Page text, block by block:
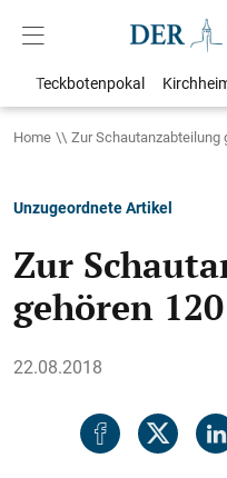
Teckbotenpokal
Home Zur Schautanzabteilung
Unzugeordnete Artikel
Zur
gehören
22.08.2018